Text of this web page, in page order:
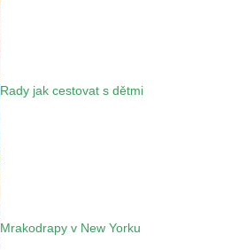
Rady jak cestovat s dětmi
Mrakodrapy v New Yorku